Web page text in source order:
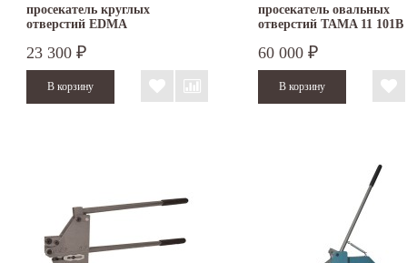
просекатель круглых
отверстий EDMA
23 300 ₽
просекатель овальных
отверстий TAMA 11 101B
60 000 ₽